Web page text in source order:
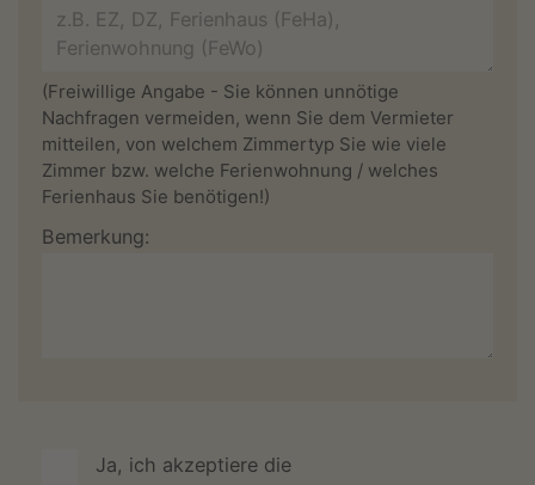
(Freiwillige Angabe - Sie können unnötige
Nachfragen vermeiden, wenn Sie dem Vermieter
mitteilen, von welchem Zimmertyp Sie wie viele
Zimmer bzw. welche Ferienwohnung / welches
Ferienhaus Sie benötigen!)
Bemerkung:
Ja, ich akzeptiere die